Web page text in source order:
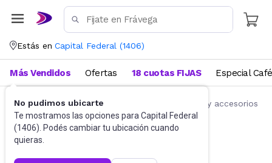
Estás en Capital Federal (1406)
No pudimos ubicarte
Te mostramos las opciones para Capital Federal
(1406). Podés cambiar tu ubicación cuando
quieras.
Más Vendidos Ofertas 18 cuotas FIJAS Especial Café
Accesorios para autos y motos Repuestos y accesorios